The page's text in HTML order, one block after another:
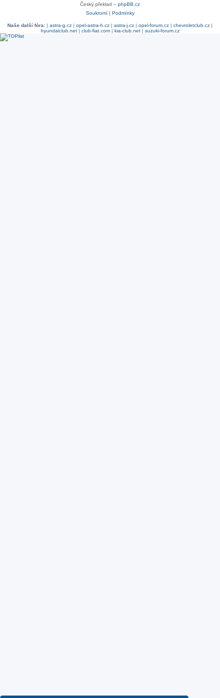
Český překlad – phpBB.cz
Soukromí| Podmínky
Naše další fóra: | astra-g.cz | opel-astra-h.cz | astra-j.cz | opel-forum.cz | chevroletclub.cz |
hyundaiclub.net| club-fiat.com| kia-club.net| suzuki-forum.cz